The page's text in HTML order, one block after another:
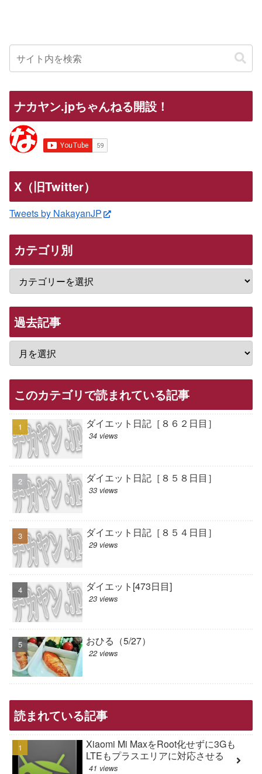
ナカヤン.jpちゃんねる開設！
X（旧Twitter）
Tweets by NakayanJP
カテゴリ別
過去記事
このカテゴリで読まれている記事
ダイエット日記［８６２日目］
34 views
ダイエット日記［８５８日目］
33 views
ダイエット日記［８５４日目］
29 views
ダイエット[473日目]
23 views
おひる（5/27）
22 views
読まれている記事
Xiaomi Mi MaxをRoot化せずに3Gも
LTEもプラスエリアに対応させる
41 views